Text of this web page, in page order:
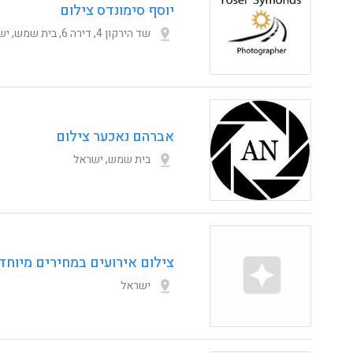
יוסף סימונדס צילום
שד הירקון 4, דירה 6, בית שמש, ישראל
אברהם נאכער צילום
בית שמש, ישראל
צילום אירועים במחירים
ישראל